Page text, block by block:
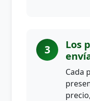
3
Los
Cada